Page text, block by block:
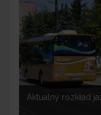
Aktualny rozkład